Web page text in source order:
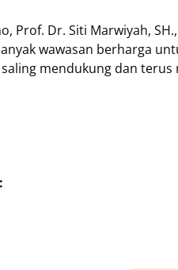
Prof. Dr. Siti Marwiyah,
wawasan berharga
mendukung dan